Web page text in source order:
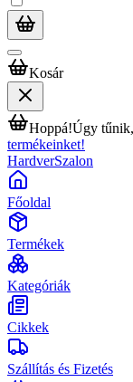
Kosár
Hoppá!Úgy
termékeinket!
HardverSzalon
Főoldal
Termékek
Kategóriák
Cikkek
Szállítás és Fizetés